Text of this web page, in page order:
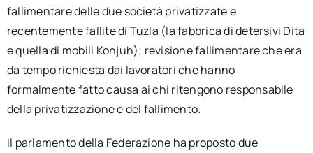
fallimentare delle due società privatizzate e
recentemente fallite di Tuzla (la fabbrica di detersivi Dita
e quella di mobili Konjuh); revisione fallimentare che era
da tempo richiesta dai lavoratori che hanno
formalmente fatto causa ai chi ritengono responsabile
della privatizzazione e del fallimento.
Il parlamento della Federazione ha proposto due